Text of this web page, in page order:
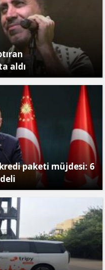
aldı
paketi müjdesi: 6